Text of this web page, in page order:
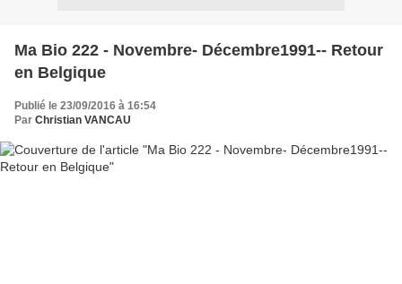
Ma Bio 222 - Novembre- Décembre1991-- Retour
en Belgique
Publié le 23/09/2016 à 16:54
Par Christian VANCAU